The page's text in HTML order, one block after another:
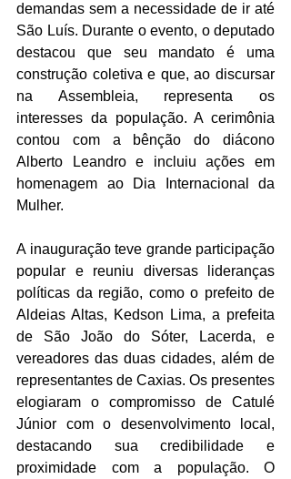
demandas sem a necessidade de ir até
São Luís. Durante o evento, o deputado
destacou que seu mandato é uma
construção coletiva e que, ao discursar
na Assembleia, representa os
interesses da população. A cerimônia
contou com a bênção do diácono
Alberto Leandro e incluiu ações em
homenagem ao Dia Internacional da
Mulher.
A inauguração teve grande participação
popular e reuniu diversas lideranças
políticas da região, como o prefeito de
Aldeias Altas, Kedson Lima, a prefeita
de São João do Sóter, Lacerda, e
vereadores das duas cidades, além de
representantes de Caxias. Os presentes
elogiaram o compromisso de Catulé
Júnior com o desenvolvimento local,
destacando sua credibilidade e
proximidade com a população. O